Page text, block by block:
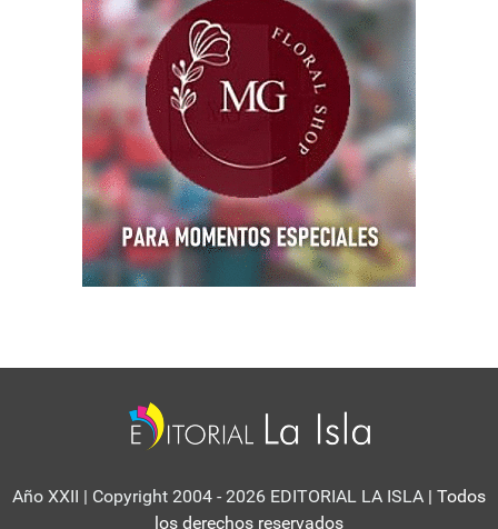
Año XXII | Copyright 2004 - 2026 EDITORIAL LA ISLA | Todos
los derechos reservados